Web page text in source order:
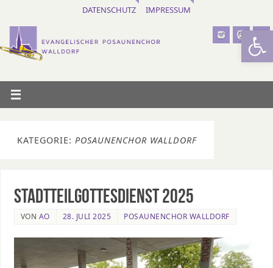
DATENSCHUTZ IMPRESSUM
KATEGORIE: POSAUNENCHOR WALLDORF
Stadtteilgottesdienst 2025
VON AO 28. JULI 2025 POSAUNENCHOR WALLDORF